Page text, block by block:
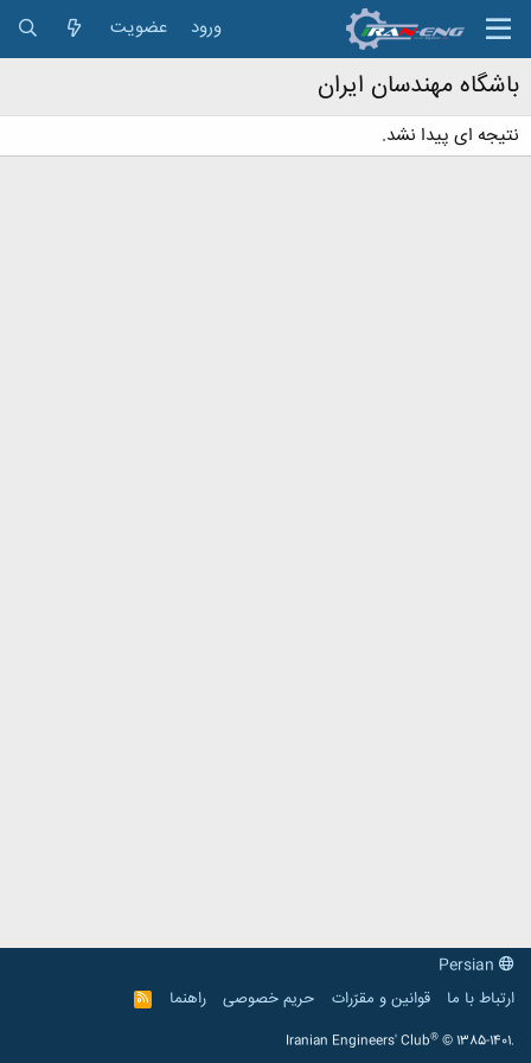
ورود عضویت
باشگاه مهندسان ایران
نتیجه ای پیدا نشد.
ارتباط با ما
قوانین و مقرّرات حریم خصوصی راهنما
R
S
Iranian Engineers' Club® © 1385-1401.